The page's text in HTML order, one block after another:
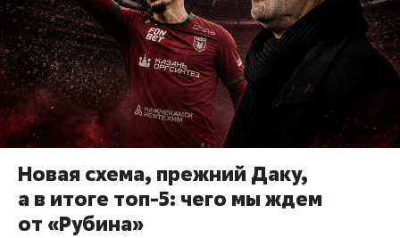
Новая схема, прежний Даку,
а в итоге топ-5: чего мы ждем
от «Рубина»